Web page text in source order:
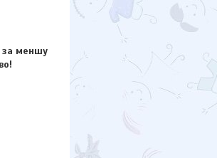
за меншу